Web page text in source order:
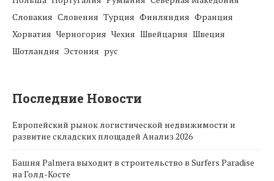
Словакия Словения Турция Финляндия Франция
Хорватия Черногория Чехия Швейцария Швеция
Шотландия Эстония рус
Последние Новости
Европейский рынок логистической недвижимости и
развитие складских площадей Анализ 2026
Башня Palmera выходит в строительство в Surfers Paradise
на Голд-Косте